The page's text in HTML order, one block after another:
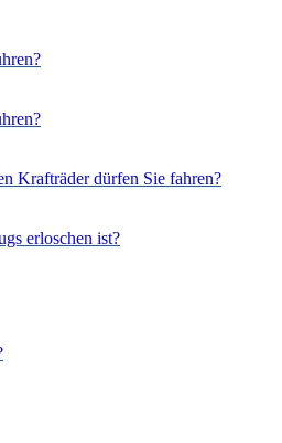
Krafträder dürfen Sie fahren?
erloschen ist?